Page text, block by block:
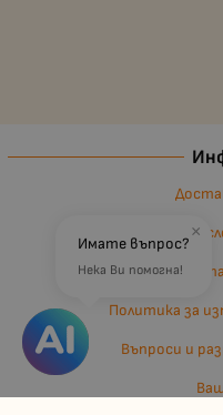
Общи
Политика за
Въпроси и
×
Имате въпрос?
Нека Ви помогна!